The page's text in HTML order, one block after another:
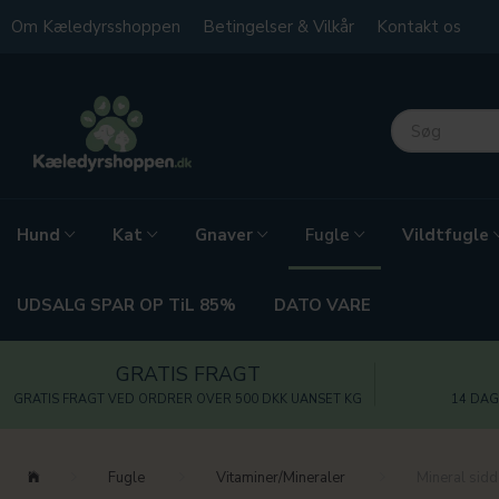
Om Kæledyrsshoppen Betingelser & Vilkår Kontakt os
Hund Kat Gnaver Fugle Vildtfugle
UDSALG SPAR OP TiL 85% DATO VARE
GRATIS FRAGT
GRATIS FRAGT VED ORDRER OVER 500 DKK UANSET KG 14
Fugle Vitaminer/Mineraler